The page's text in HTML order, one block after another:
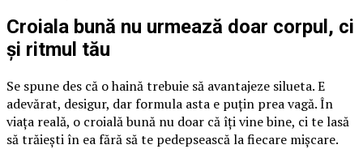
Croiala bună nu urmează doar corpul, ci
și ritmul tău
Se spune des că o haină trebuie să avantajeze silueta. E
adevărat, desigur, dar formula asta e puțin prea vagă. În
viața reală, o croială bună nu doar că îți vine bine, ci te lasă
să trăiești în ea fără să te pedepsească la fiecare mișcare.